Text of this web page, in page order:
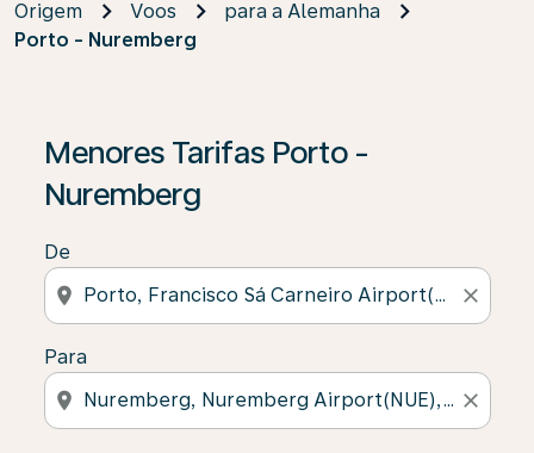
Origem Voos
para a Alemanha
Porto - Nuremberg
Menores Tarifas Porto -
Nuremberg
De
location_on close
Para
location_on close